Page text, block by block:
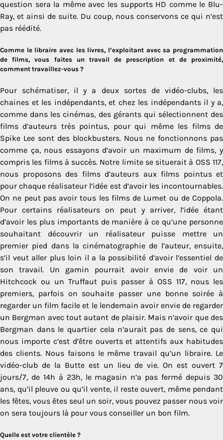
question sera la même avec les supports HD comme le Blu-
Ray, et ainsi de suite. Du coup, nous conservons ce qui n’est
pas réédité.
Comme le libraire avec les livres, l’exploitant avec sa programmation
de films, vous faites un travail de prescription et de proximité,
comment travaillez-vous ?
Pour schématiser, il y a deux sortes de vidéo-clubs, les
chaines et les indépendants, et chez les indépendants il y a,
comme dans les cinémas, des gérants qui sélectionnent des
films d’auteurs très pointus, pour qui même les films de
Spike Lee sont des blockbusters. Nous ne fonctionnons pas
comme ça, nous essayons d’avoir un maximum de films, y
compris les films à succès. Notre limite se situerait à OSS 117,
nous proposons des films d’auteurs aux films pointus et
pour chaque réalisateur l’idée est d’avoir les incontournables.
On ne peut pas avoir tous les films de Lumet ou de Coppola.
Pour certains réalisateurs on peut y arriver, l’idée étant
d’avoir les plus importants de manière à ce qu’une personne
souhaitant découvrir un réalisateur puisse mettre un
premier pied dans la cinématographie de l’auteur, ensuite,
s’il veut aller plus loin il a la possibilité d’avoir l’essentiel de
son travail. Un gamin pourrait avoir envie de voir un
Hitchcock ou un Truffaut puis passer à OSS 117, nous les
premiers, parfois on souhaite passer une bonne soirée à
regarder un film facile et le lendemain avoir envie de regarder
un Bergman avec tout autant de plaisir. Mais n’avoir que des
Bergman dans le quartier cela n’aurait pas de sens, ce qui
nous importe c’est d’être ouverts et attentifs aux habitudes
des clients. Nous faisons le même travail qu’un libraire. Le
vidéo-club de la Butte est un lieu de vie. On est ouvert 7
jours/7, de 14h à 23h, le magasin n’a pas fermé depuis 30
ans, qu’il pleuve ou qu’il vente, il reste ouvert, même pendant
les fêtes, vous êtes seul un soir, vous pouvez passer nous voir
on sera toujours là pour vous conseiller un bon film.
Quelle est votre clientèle ?